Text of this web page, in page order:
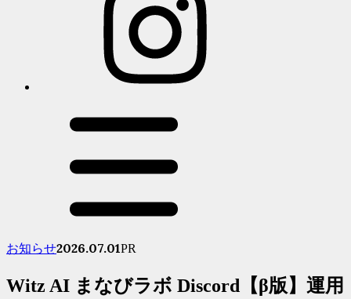
お知らせ2026.07.01PR
Witz AI まなびラボ Discord【β版】運用